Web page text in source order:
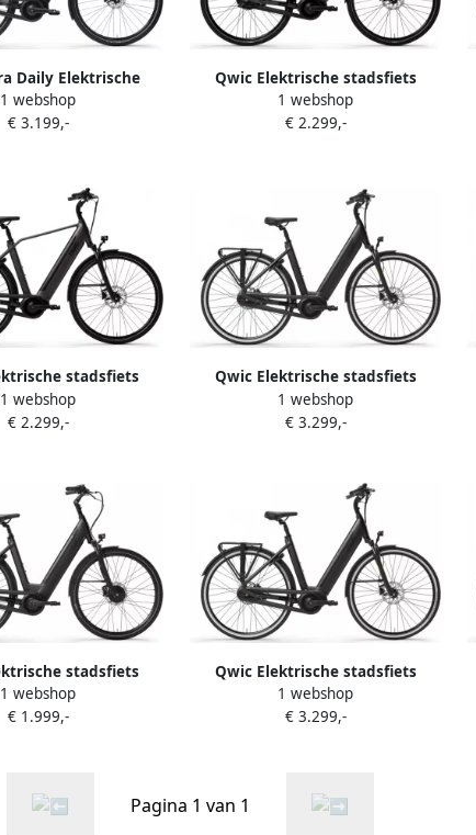
Daily Elektrische
28 inch Zwart
1 webshop
€ 3.199,-
Qwic Elektrische stadsfiets
Premium I-AUTO Dames
framemaat XL... Zwart
1 webshop
€ 2.299,-
stadsfiets
framemaat XL...
Zwart
1 webshop
€ 2.299,-
Qwic Elektrische stadsfiets
Premium i-MN7+ Dames
framemaat L Zwart... Zwart
1 webshop
€ 3.299,-
stadsfiets
Dames framemaat
Zwart
1 webshop
€ 1.999,-
Qwic Elektrische stadsfiets
Premium i-MN7+ framemaat XL...
Zwart
1 webshop
€ 3.299,-
Pagina 1 van 1